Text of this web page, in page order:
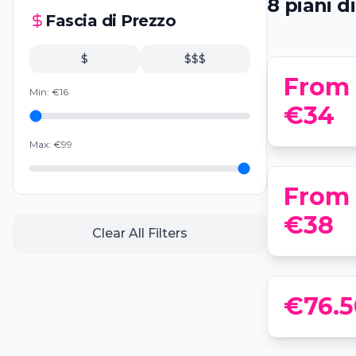
Fascia di Prezzo
$ $$$
Min: €16
Max: €99
Clear All Filters
8 piani
From
€34
Hidden
Museo
riuscirai a
📍Casa
From
€38
Da
crociera
📍Milan